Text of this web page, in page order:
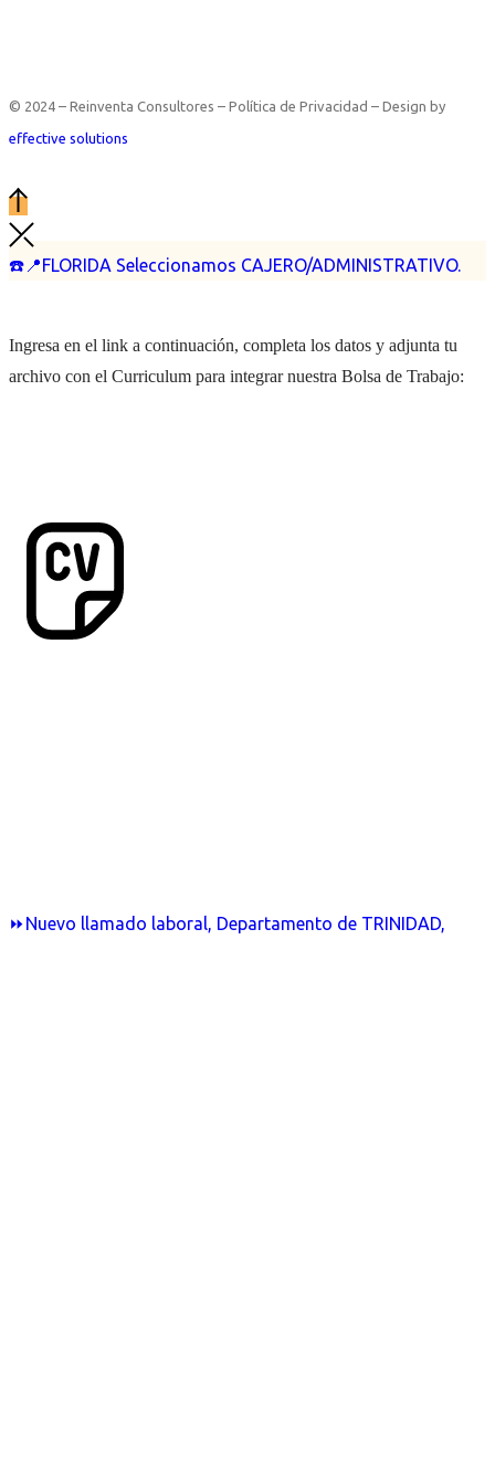
☎️📍FLORIDA Seleccionamos CAJERO/ADMINISTRATIVO.
⏩Nuevo llamado laboral, Departamento de TRINIDAD,
© 2024 – Reinventa Consultores – Política de Privacidad – Design by
effective solutions
Ingresa en el link a continuación, completa los datos y adjunta tu
archivo con el Curriculum para integrar nuestra Bolsa de Trabajo: